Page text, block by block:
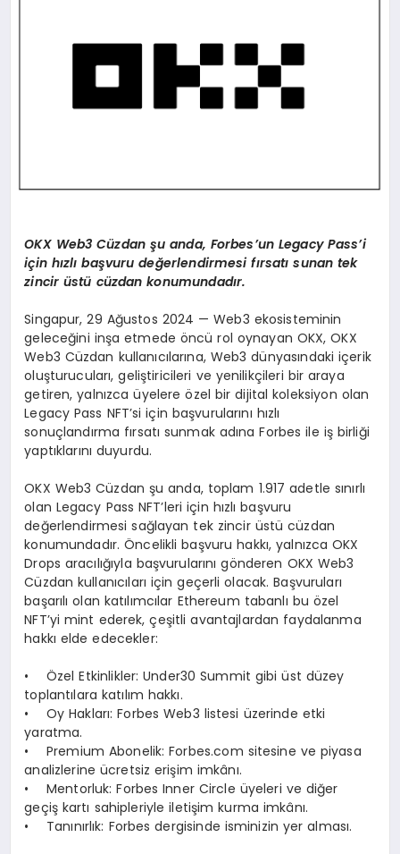
OKX Web3 Cüzdan şu anda, Forbes’un Legacy Pass’i
için hızlı başvuru değerlendirmesi fırsatı sunan tek
zincir üstü cüzdan konumundadır.
Singapur, 29 Ağustos 2024 — Web3 ekosisteminin
geleceğini inşa etmede öncü rol oynayan OKX, OKX
Web3 Cüzdan kullanıcılarına, Web3 dünyasındaki içerik
oluşturucuları, geliştiricileri ve yenilikçileri bir araya
getiren, yalnızca üyelere özel bir dijital koleksiyon olan
Legacy Pass NFT’si için başvurularını hızlı
sonuçlandırma fırsatı sunmak adına Forbes ile iş birliği
yaptıklarını duyurdu.
OKX Web3 Cüzdan şu anda, toplam 1.917 adetle sınırlı
olan Legacy Pass NFT’leri için hızlı başvuru
değerlendirmesi sağlayan tek zincir üstü cüzdan
konumundadır. Öncelikli başvuru hakkı, yalnızca OKX
Drops aracılığıyla başvurularını gönderen OKX Web3
Cüzdan kullanıcıları için geçerli olacak. Başvuruları
başarılı olan katılımcılar Ethereum tabanlı bu özel
NFT’yi mint ederek, çeşitli avantajlardan faydalanma
hakkı elde edecekler:
• Özel Etkinlikler: Under30 Summit gibi üst düzey
toplantılara katılım hakkı.
• Oy Hakları: Forbes Web3 listesi üzerinde etki
yaratma.
• Premium Abonelik: Forbes.com sitesine ve piyasa
analizlerine ücretsiz erişim imkânı.
• Mentorluk: Forbes Inner Circle üyeleri ve diğer
geçiş kartı sahipleriyle iletişim kurma imkânı.
• Tanınırlık: Forbes dergisinde isminizin yer alması.